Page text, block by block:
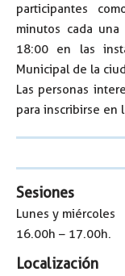
participantes
minutos cada
18:00 en las
Municipal de la
Las personas
para inscribirse en
Sesiones
Lunes y miércoles
16.00h – 17.00h.
Localización